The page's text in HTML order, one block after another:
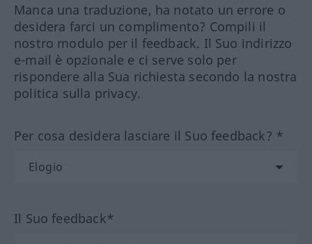
Manca una traduzione, ha notato un errore o
desidera farci un complimento? Compili il
nostro modulo per il feedback. Il Suo indirizzo
e-mail è opzionale e ci serve solo per
rispondere alla Sua richiesta secondo la nostra
politica sulla privacy.
Per cosa desidera lasciare il Suo feedback? *
Il Suo feedback*